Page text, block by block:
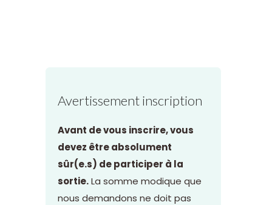
Avertissement inscription
Avant de vous inscrire, vous
devez être absolument
sûr(e.s) de participer à la
sortie.La somme modique que
nous demandons ne doit pas